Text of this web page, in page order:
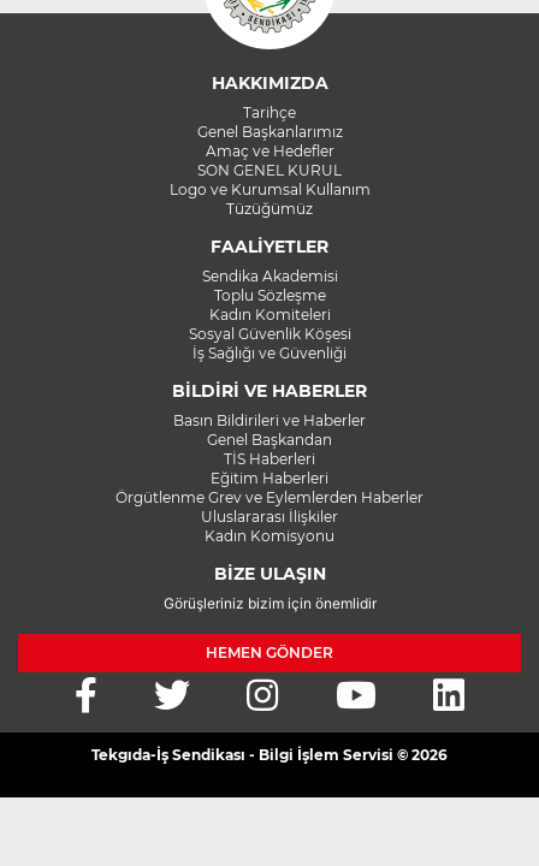
HAKKIMIZDA
Tarihçe
Genel Başkanlarımız
Amaç ve Hedefler
SON GENEL KURUL
Logo ve Kurumsal Kullanım
Tüzüğümüz
FAALİYETLER
Sendika Akademisi
Toplu Sözleşme
Kadın Komiteleri
Sosyal Güvenlik Köşesi
İş Sağlığı ve Güvenliği
BİLDİRİ VE HABERLER
Basın Bildirileri ve Haberler
Genel Başkandan
TİS Haberleri
Eğitim Haberleri
Örgütlenme Grev ve Eylemlerden Haberler
Uluslararası İlişkiler
Kadın Komisyonu
BİZE ULAŞIN
Görüşleriniz bizim için önemlidir
HEMEN GÖNDER
Tekgıda-İş Sendikası - Bilgi İşlem Servisi © 2026